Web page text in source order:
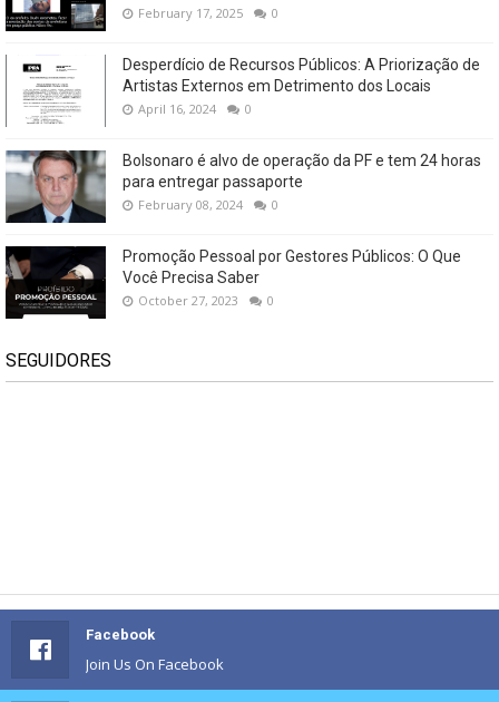
February 17, 2025 0
Desperdício de Recursos Públicos: A Priorização de
Artistas Externos em Detrimento dos Locais
April 16, 2024 0
Bolsonaro é alvo de operação da PF e tem 24 horas
para entregar passaporte
February 08, 2024 0
Promoção Pessoal por Gestores Públicos: O Que
Você Precisa Saber
October 27, 2023 0
SEGUIDORES
Facebook
Join Us On Facebook